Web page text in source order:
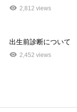
2,812 views
出生前診断について
2,452 views